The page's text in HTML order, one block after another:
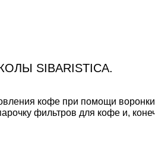
SIBARISTICA.
кофе при помощи
фильтров для кофе и,